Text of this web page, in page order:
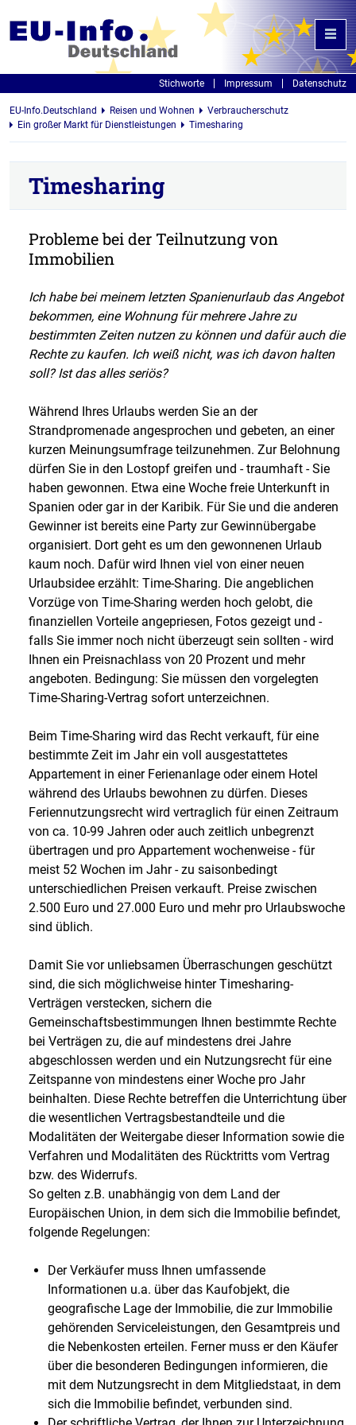
Stichworte Impressum Datenschutz
EU-Info.Deutschland Reisen und Wohnen
Verbraucherschutz
Ein großer Markt für Dienstleistungen
Timesharing
Timesharing
Probleme bei der Teilnutzung von
Immobilien
Ich habe bei meinem letzten Spanienurlaub das Angebot
bekommen, eine Wohnung für mehrere Jahre zu
bestimmten Zeiten nutzen zu können und dafür auch die
Rechte zu kaufen. Ich weiß nicht, was ich davon halten
soll? Ist das alles seriös?
Während Ihres Urlaubs werden Sie an der
Strandpromenade angesprochen und gebeten, an einer
kurzen Meinungsumfrage teilzunehmen. Zur Belohnung
dürfen Sie in den Lostopf greifen und - traumhaft - Sie
haben gewonnen. Etwa eine Woche freie Unterkunft in
Spanien oder gar in der Karibik. Für Sie und die anderen
Gewinner ist bereits eine Party zur Gewinnübergabe
organisiert. Dort geht es um den gewonnenen Urlaub
kaum noch. Dafür wird Ihnen viel von einer neuen
Urlaubsidee erzählt: Time-Sharing. Die angeblichen
Vorzüge von Time-Sharing werden hoch gelobt, die
finanziellen Vorteile angepriesen, Fotos gezeigt und -
falls Sie immer noch nicht überzeugt sein sollten - wird
Ihnen ein Preisnachlass von 20 Prozent und mehr
angeboten. Bedingung: Sie müssen den vorgelegten
Time-Sharing-Vertrag sofort unterzeichnen.
Beim Time-Sharing wird das Recht verkauft, für eine
bestimmte Zeit im Jahr ein voll ausgestattetes
Appartement in einer Ferienanlage oder einem Hotel
während des Urlaubs bewohnen zu dürfen. Dieses
Feriennutzungsrecht wird vertraglich für einen Zeitraum
von ca. 10-99 Jahren oder auch zeitlich unbegrenzt
übertragen und pro Appartement wochenweise - für
meist 52 Wochen im Jahr - zu saisonbedingt
unterschiedlichen Preisen verkauft. Preise zwischen
2.500 Euro und 27.000 Euro und mehr pro Urlaubswoche
sind üblich.
Damit Sie vor unliebsamen Überraschungen geschützt
sind, die sich möglichweise hinter Timesharing-
Verträgen verstecken, sichern die
Gemeinschaftsbestimmungen Ihnen bestimmte Rechte
bei Verträgen zu, die auf mindestens drei Jahre
abgeschlossen werden und ein Nutzungsrecht für eine
Zeitspanne von mindestens einer Woche pro Jahr
beinhalten. Diese Rechte betreffen die Unterrichtung über
die wesentlichen Vertragsbestandteile und die
Modalitäten der Weitergabe dieser Information sowie die
Verfahren und Modalitäten des Rücktritts vom Vertrag
bzw. des Widerrufs.
So gelten z.B. unabhängig von dem Land der
Europäischen Union, in dem sich die Immobilie befindet,
folgende Regelungen:
Der Verkäufer muss Ihnen umfassende
Informationen u.a. über das Kaufobjekt, die
geografische Lage der Immobilie, die zur Immobilie
gehörenden Serviceleistungen, den Gesamtpreis und
die Nebenkosten erteilen. Ferner muss er den Käufer
über die besonderen Bedingungen informieren, die
mit dem Nutzungsrecht in dem Mitgliedstaat, in dem
sich die Immobilie befindet, verbunden sind.